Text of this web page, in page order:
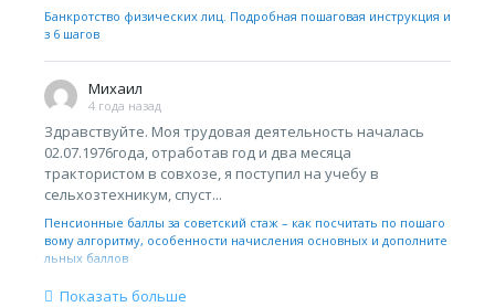
Банкротство физических лиц. Подробная пошаговая инструкция и
з 6 шагов
Михаил
4 года назад
Здравствуйте. Моя трудовая деятельность началась
02.07.1976года, отработав год и два месяца
трактористом в совхозе, я поступил на учебу в
сельхозтехникум, спуст...
Пенсионные баллы за советский стаж – как посчитать по пошаго
вому алгоритму, особенности начисления основных и дополните
льных баллов
Показать больше